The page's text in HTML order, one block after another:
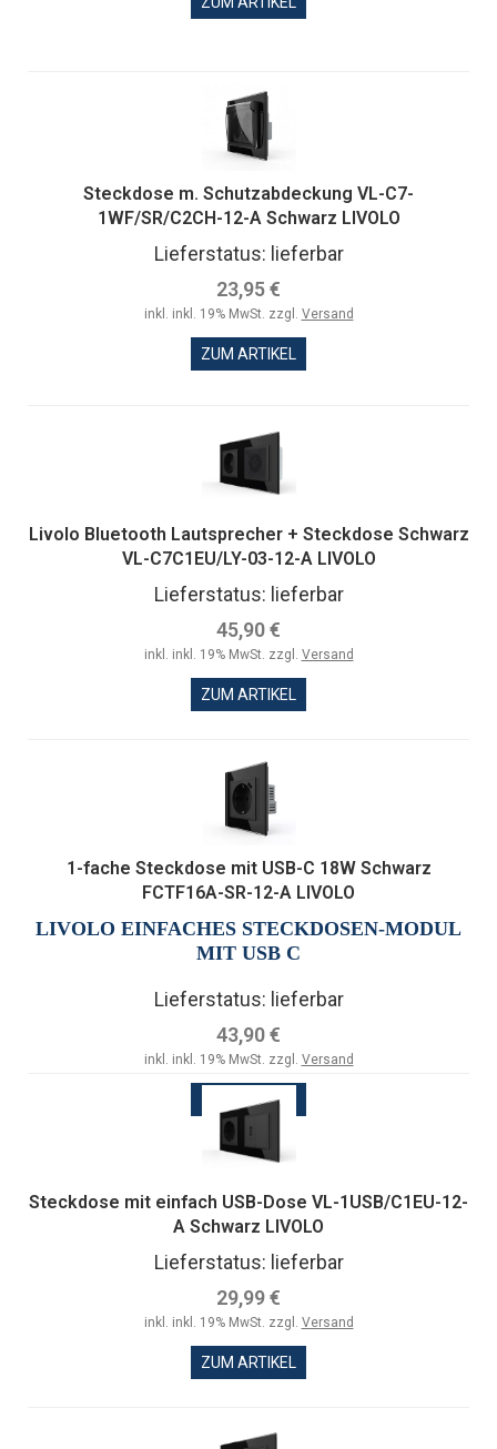
Steckdose m. Schutzabdeckung VL-C7-
1WF/SR/C2CH-12-A Schwarz LIVOLO
Lieferstatus: lieferbar
23,95 €
inkl. inkl. 19% MwSt. zzgl. Versand
ZUM ARTIKEL
Livolo Bluetooth Lautsprecher + Steckdose Schwarz
VL-C7C1EU/LY-03-12-A LIVOLO
Lieferstatus: lieferbar
45,90 €
inkl. inkl. 19% MwSt. zzgl. Versand
ZUM ARTIKEL
1-fache Steckdose mit USB-C 18W Schwarz
FCTF16A-SR-12-A LIVOLO
LIVOLO EINFACHES STECKDOSEN-MODUL
MIT USB C
Lieferstatus: lieferbar
43,90 €
inkl. inkl. 19% MwSt. zzgl. Versand
ZUM ARTIKEL
Steckdose mit einfach USB-Dose VL-1USB/C1EU-12-
A Schwarz LIVOLO
Lieferstatus: lieferbar
29,99 €
inkl. inkl. 19% MwSt. zzgl. Versand
ZUM ARTIKEL